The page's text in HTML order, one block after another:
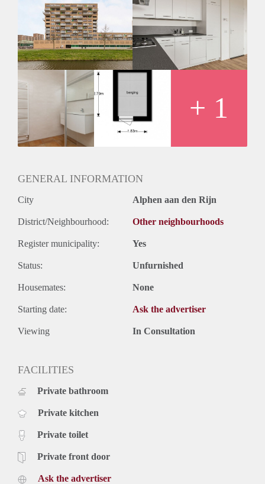
Huurtoeslag grens: Nee
Geschikt voor studenten: Afhankelijk van de Eigenaar
+ 1
GENERAL INFORMATION
City Alphen aan den Rijn
District/Neighbourhood: Other neighbourhoods
Register municipality: Yes
Status: Unfurnished
Housemates: None
Starting date: Ask the advertiser
Viewing In Consultation
FACILITIES
Private bathroom
Private kitchen
Private toilet
Private front door
Ask the advertiser